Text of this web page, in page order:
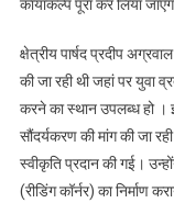
कायाकल्प पूरा कर लिया
क्षेत्रीय पार्षद प्रदीप
की जा रही थी जहां पर
करने का स्थान उपलब्ध हो ।
सौंदर्यकरण की मांग की जा
स्वीकृति प्रदान की गई।
(रीडिंग कॉर्नर) का निर्माण